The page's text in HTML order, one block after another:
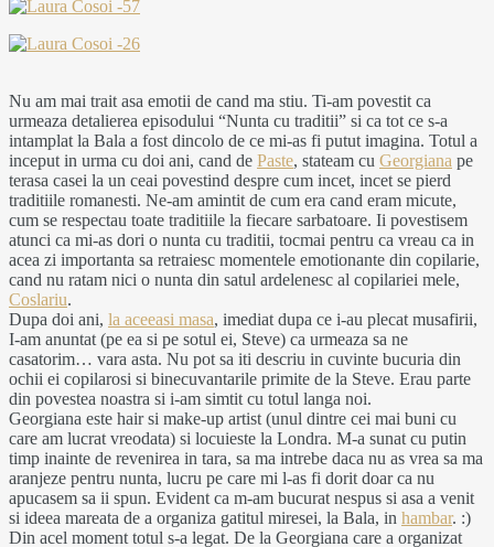
Nu am mai trait asa emotii de cand ma stiu. Ti-am povestit ca
urmeaza detalierea episodului “Nunta cu traditii” si ca tot ce s-a
intamplat la Bala a fost dincolo de ce mi-as fi putut imagina. Totul a
inceput in urma cu doi ani, cand de Paste, stateam cu Georgiana pe
terasa casei la un ceai povestind despre cum incet, incet se pierd
traditiile romanesti. Ne-am amintit de cum era cand eram micute,
cum se respectau toate traditiile la fiecare sarbatoare. Ii povestisem
atunci ca mi-as dori o nunta cu traditii, tocmai pentru ca vreau ca in
acea zi importanta sa retraiesc momentele emotionante din copilarie,
cand nu ratam nici o nunta din satul ardelenesc al copilariei mele,
Coslariu.
Dupa doi ani, la aceeasi masa, imediat dupa ce i-au plecat musafirii,
I-am anuntat (pe ea si pe sotul ei, Steve) ca urmeaza sa ne
casatorim… vara asta. Nu pot sa iti descriu in cuvinte bucuria din
ochii ei copilarosi si binecuvantarile primite de la Steve. Erau parte
din povestea noastra si i-am simtit cu totul langa noi.
Georgiana este hair si make-up artist (unul dintre cei mai buni cu
care am lucrat vreodata) si locuieste la Londra. M-a sunat cu putin
timp inainte de revenirea in tara, sa ma intrebe daca nu as vrea sa ma
aranjeze pentru nunta, lucru pe care mi l-as fi dorit doar ca nu
apucasem sa ii spun. Evident ca m-am bucurat nespus si asa a venit
si ideea mareata de a organiza gatitul miresei, la Bala, in hambar. :)
Din acel moment totul s-a legat. De la Georgiana care a organizat